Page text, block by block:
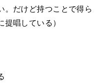
。だけど持つことで得ら
唱している）